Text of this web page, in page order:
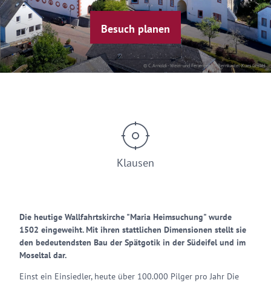
© C.Arnoldi - Wein- und Ferienregion Bernkastel-Kues GmbH
Besuch planen
Klausen
Die heutige Wallfahrtskirche "Maria Heimsuchung" wurde
1502 eingeweiht. Mit ihren stattlichen Dimensionen stellt sie
den bedeutendsten Bau der Spätgotik in der Südeifel und im
Moseltal dar.
Einst ein Einsiedler, heute über 100.000 Pilger pro Jahr Die